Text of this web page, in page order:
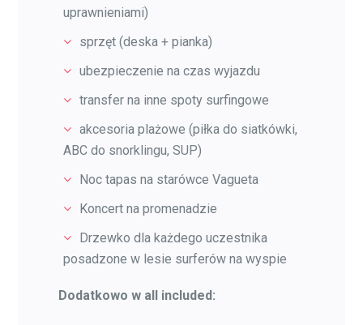
uprawnieniami)
sprzęt (deska + pianka)
ubezpieczenie na czas wyjazdu
transfer na inne spoty surfingowe
akcesoria plażowe (piłka do siatkówki,
ABC do snorklingu, SUP)
Noc tapas na starówce Vagueta
Koncert na promenadzie
Drzewko dla każdego uczestnika
posadzone w lesie surferów na wyspie
Dodatkowo w all included: